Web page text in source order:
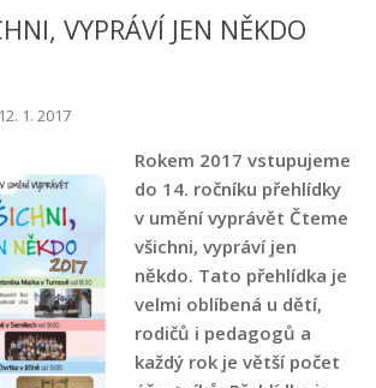
pro dospělé
Dětský web
studovna
centrum pro mládež
Malý Rohozec
Turnov II
Mašov
VYPRÁVÍ JEN NĚKDO
1. 2017
Rokem 2017 vstupujeme
do 14. ročníku přehlídky
v umění vyprávět Čteme
všichni, vypráví jen
někdo. Tato přehlídka je
velmi oblíbená u dětí,
rodičů i pedagogů a
každý rok je větší počet